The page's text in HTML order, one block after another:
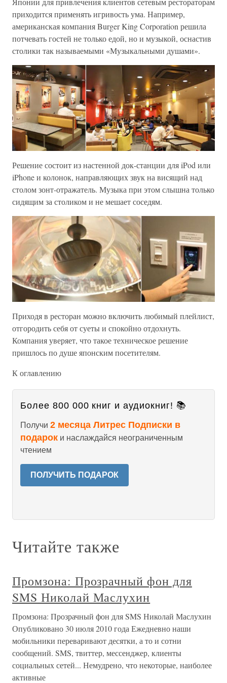
приходится применять игривость ума. Например,
американская компания Burger King Corporation решила
потчевать гостей не только едой, но и музыкой, оснастив
столики так называемыми «Музыкальными душами».
Решение состоит из настенной док-станции для iPod или
iPhone и колонок, направляющих звук на висящий над
столом зонт-отражатель. Музыка при этом слышна только
сидящим за столиком и не мешает соседям.
Приходя в ресторан можно включить любимый плейлист,
отгородить себя от суеты и спокойно отдохнуть.
Компания уверяет, что такое техническое решение
пришлось по душе японским посетителям.
К оглавлению
Более 800 000 книг и аудиокниг! 📚
Получи 2 месяца Литрес Подписки в
подарок и наслаждайся неограниченным
чтением
ПОЛУЧИТЬ ПОДАРОК
Читайте также
Промзона: Прозрачный фон для
SMS Николай Маслухин
Промзона: Прозрачный фон для SMS Николай Маслухин
Опубликовано 30 июля 2010 года Ежедневно наши
мобильники переваривают десятки, а то и сотни
сообщений. SMS, твиттер, мессенджер, клиенты
социальных сетей... Немудрено, что некоторые, наиболее
активные